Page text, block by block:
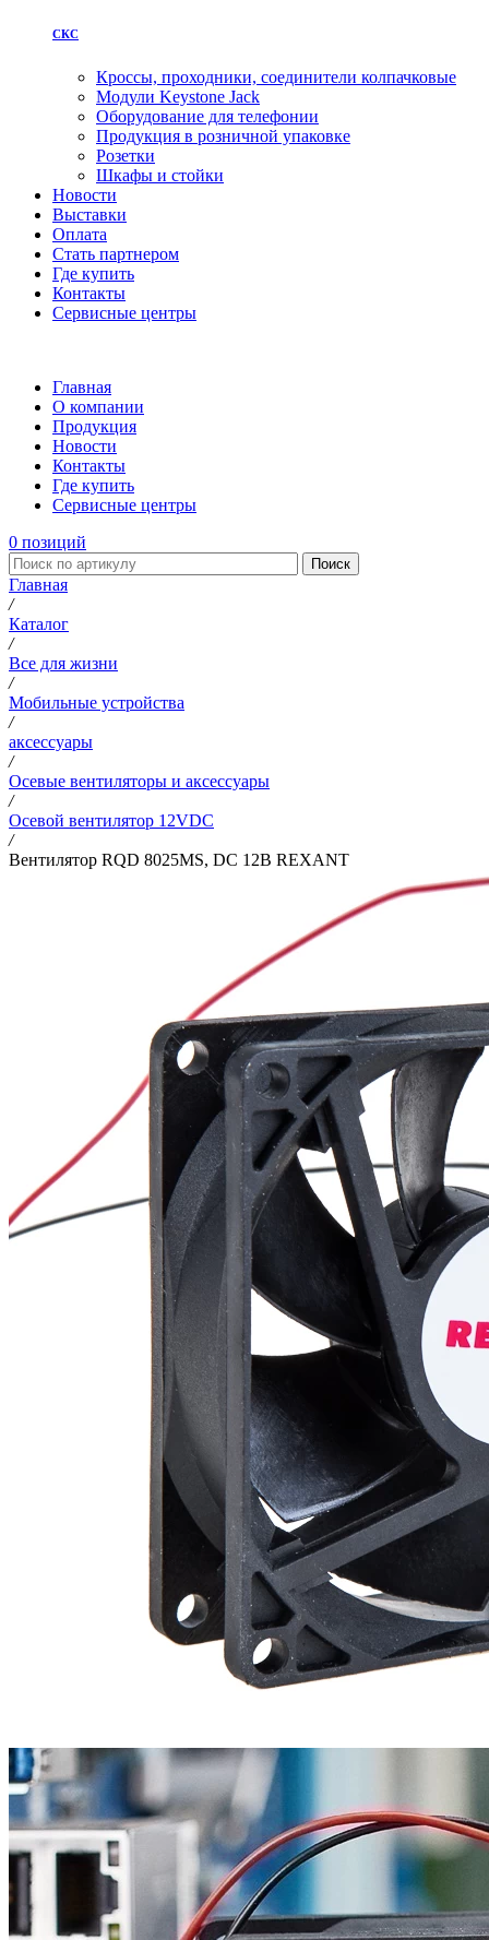
СКС
Кроссы, проходники, соединители колпачковые
Модули Keystone Jack
Оборудование для телефонии
Продукция в розничной упаковке
Розетки
Шкафы и стойки
Новости
Выставки
Оплата
Стать партнером
Где купить
Контакты
Сервисные центры
Главная
О компании
Продукция
Новости
Контакты
Где купить
Сервисные центры
0 позиций
Поиск
Главная
/
Каталог
/
Все для жизни
/
Мобильные устройства
/
аксессуары
/
Осевые вентиляторы и аксессуары
/
Осевой вентилятор 12VDC
/
Вентилятор RQD 8025MS, DC 12В REXANT